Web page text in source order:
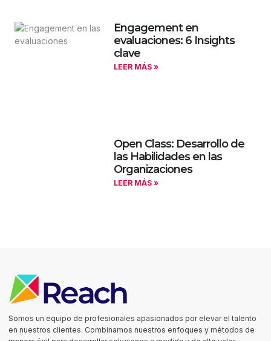
Engagement en
evaluaciones: 6 Insights
clave
LEER MÁS »
Open Class: Desarrollo de
las Habilidades en las
Organizaciones
LEER MÁS »
Somos un equipo de profesionales apasionados por elevar el talento
en nuestros clientes. Combinamos nuestros enfoques y métodos de